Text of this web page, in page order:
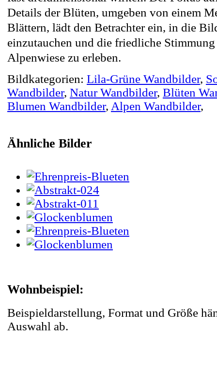
Details der Blüten, umgeben von einem
Blättern, lädt den Betrachter ein, in die
einzutauchen und die friedliche
Alpenwiese zu erleben.
Bildkategorien: Lila-Grüne Wandbilder,
Wandbilder, Natur Wandbilder, Blüten
Blumen Wandbilder, Alpen Wandbilder,
Ähnliche Bilder
Wohnbeispiel:
Beispieldarstellung, Format und Größe
Auswahl ab.